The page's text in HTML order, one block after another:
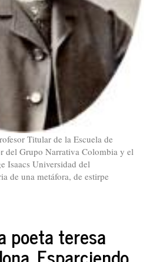
Titular de la Escuela de
del Grupo Narrativa Colombia y el
Isaacs Universidad del
de una metáfora, de estirpe
poeta teresa